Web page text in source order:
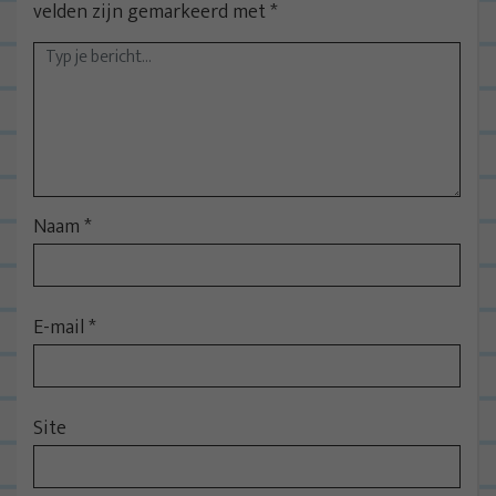
velden zijn gemarkeerd met*
Naam*
E-mail*
Site